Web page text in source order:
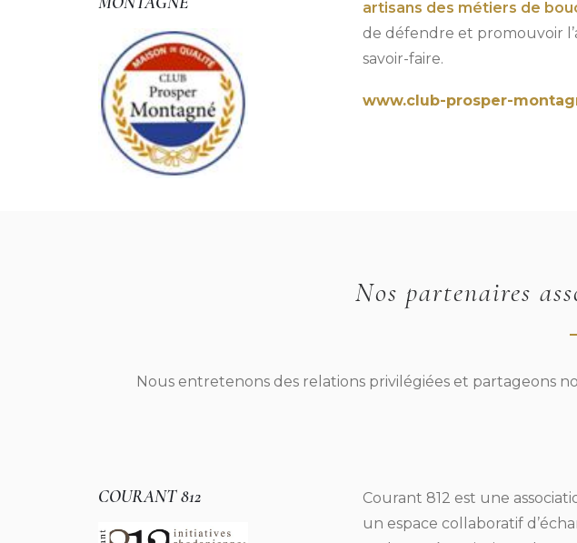
artisans des métiers de
de défendre et promouvoir
savoir-faire.
www.club-prosper-
Nos partenaires
Nous entretenons des relations privilégiées et partageons
COURANT 812 Courant 812 est une
un espace collaboratif